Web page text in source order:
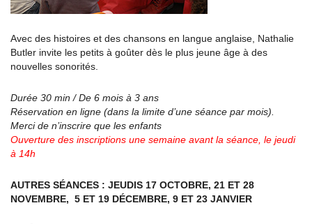
Avec des histoires et des chansons en langue anglaise, Nathalie
Butler invite les petits à goûter dès le plus jeune âge à des
nouvelles sonorités.
Durée 30 min / De 6 mois à 3 ans
Réservation en ligne (dans la limite d’une séance par mois).
Merci de n’inscrire que les enfants
Ouverture des inscriptions une semaine avant la séance, le jeudi
à 14h
AUTRES SÉANCES : JEUDIS 17 OCTOBRE, 21 ET 28
NOVEMBRE, 5 ET 19 DÉCEMBRE, 9 ET 23 JANVIER